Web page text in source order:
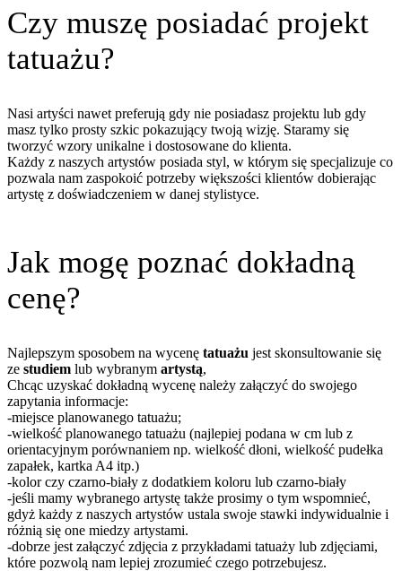
Czy muszę posiadać projekt
tatuażu?
Nasi artyści nawet preferują gdy nie posiadasz projektu lub gdy
masz tylko prosty szkic pokazujący twoją wizję. Staramy się
tworzyć wzory unikalne i dostosowane do klienta.
Każdy z naszych artystów posiada styl, w którym się specjalizuje co
pozwala nam zaspokoić potrzeby większości klientów dobierając
artystę z doświadczeniem w danej stylistyce.
Jak mogę poznać dokładną
cenę?
Najlepszym sposobem na wycenę tatuażu jest skonsultowanie się
ze studiem lub wybranym artystą,
Chcąc uzyskać dokładną wycenę należy załączyć do swojego
zapytania informacje:
-miejsce planowanego tatuażu;
-wielkość planowanego tatuażu (najlepiej podana w cm lub z
orientacyjnym porównaniem np. wielkość dłoni, wielkość pudełka
zapałek, kartka A4 itp.)
-kolor czy czarno-biały z dodatkiem koloru lub czarno-biały
-jeśli mamy wybranego artystę także prosimy o tym wspomnieć,
gdyż każdy z naszych artystów ustala swoje stawki indywidualnie i
różnią się one miedzy artystami.
-dobrze jest załączyć zdjęcia z przykładami tatuaży lub zdjęciami,
które pozwolą nam lepiej zrozumieć czego potrzebujesz.